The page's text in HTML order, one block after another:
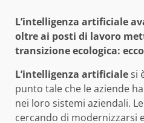
L’intelligenza artificiale
oltre ai posti di lavoro
transizione ecologica:
L’intelligenza artificialesi
punto tale che le aziende
nei loro sistemi aziendali.
cercando di modernizzarsi